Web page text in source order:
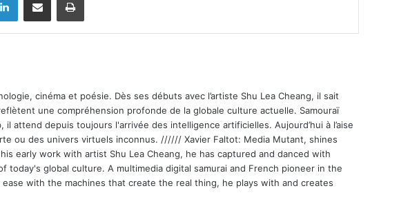
cinéma et poésie. Dès ses débuts avec l’artiste Shu Lea Cheang, il sait
une compréhension profonde de la globale culture actuelle. Samouraï
depuis toujours l'arrivée des intelligence artificielles. Aujourd’hui à l’aise
ou des univers virtuels inconnus. ////// Xavier Faltot: Media Mutant, shines
early work with artist Shu Lea Cheang, he has captured and danced with
global culture. A multimedia digital samurai and French pioneer in the
with the machines that create the real thing, he plays with and creates